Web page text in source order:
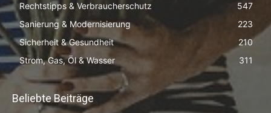
Rechtstipps & Verbraucherschutz
547
Sanierung & Modernisierung
223
Sicherheit & Gesundheit
210
Strom, Gas, Öl & Wasser
311
Beliebte Beiträge